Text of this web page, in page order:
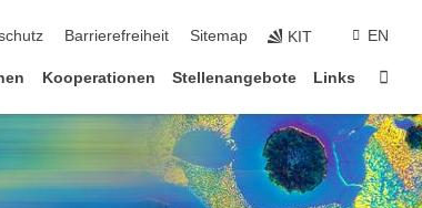
Barrierefreiheit Sitemap KIT EN
Kooperationen Stellenangebote Links